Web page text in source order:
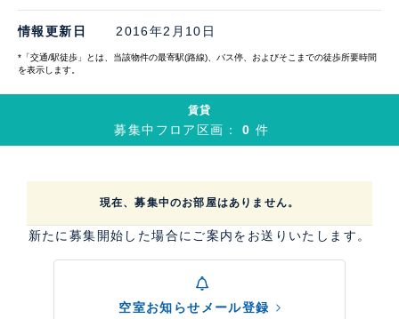
情報更新日 2016年2月10日
*「交通/駅徒歩」とは、当該物件の最寄駅(路線)、バス停、およびそこまでの徒歩所要時間
を表示します。
賃貸
募集中フロア区画：0件
現在、募集中のお部屋はありません。
新たに募集開始した場合にご案内をお送りいたします。
空室お知らせメール登録